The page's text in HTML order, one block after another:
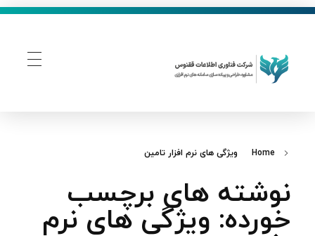
Home ویژگی های نرم افزار تامین
نوشته های برچسب
خورده: ویژگی های نرم